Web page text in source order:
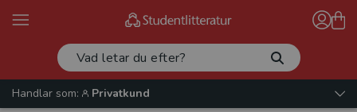
Handlar som:
Privatkund